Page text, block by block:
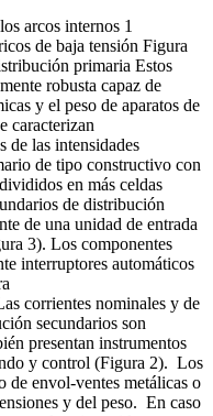
arcos internos 1
de baja tensión Figura
primaria Estos
robusta capaz de
y el peso de aparatos de
caracterizan
de las intensidades
de tipo constructivo con
en más celdas
de distribución
de una unidad de entrada
3). Los componentes
interruptores automáticos
corrientes nominales y de
secundarios son
presentan instrumentos
y control (Figura 2). Los
de envol-ventes metálicas o
y del peso. En caso